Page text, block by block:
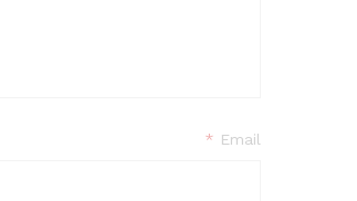
Email
*